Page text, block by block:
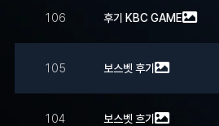
106 후기 KВС GAME
105 보스벳 후기
104 보스벳 흐기